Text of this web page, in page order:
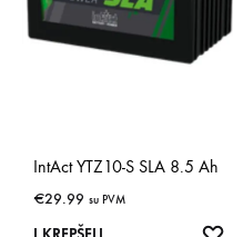
IntAct YTZ10-S SLA 8.5 Ah
€29.99 su PVM